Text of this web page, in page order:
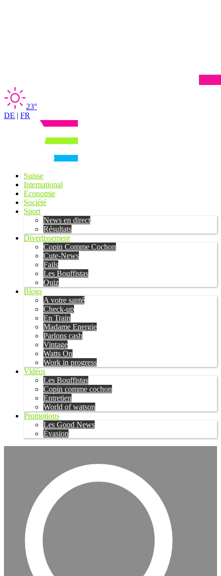
23°
DE | FR
Suisse
International
Economie
Société
Sport
News en direct
Résultats
Divertissement
Copin Comme Cochon
Cute-News
Fails
Les Bouffistas
Quiz
Blogs
A votre santé
Check-up
En Train
Madame Energie
Parlons cash
Vintage
Watts On
Work in progress
Vidéos
Les Bouffistas
Copin comme cochon
Entretien
World of watson
Promotions
Les Good News
Évasion